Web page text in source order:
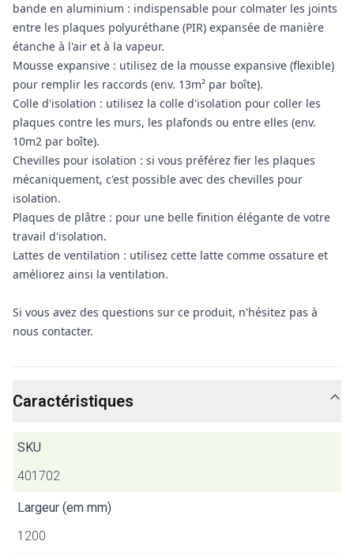
bande en aluminium : indispensable pour colmater les joints
entre les plaques polyuréthane (PIR) expansée de manière
étanche à l'air et à la vapeur.
Mousse expansive : utilisez de la mousse expansive (flexible)
pour remplir les raccords (env. 13m² par boîte).
Colle d'isolation : utilisez la colle d'isolation pour coller les
plaques contre les murs, les plafonds ou entre elles (env.
10m2 par boîte).
Chevilles pour isolation : si vous préférez fier les plaques
mécaniquement, c'est possible avec des chevilles pour
isolation.
Plaques de plâtre : pour une belle finition élégante de votre
travail d'isolation.
Lattes de ventilation : utilisez cette latte comme ossature et
améliorez ainsi la ventilation.
Si vous avez des questions sur ce produit, n'hésitez pas à
nous contacter.
Caractéristiques
SKU
401702
Largeur (em mm)
1200